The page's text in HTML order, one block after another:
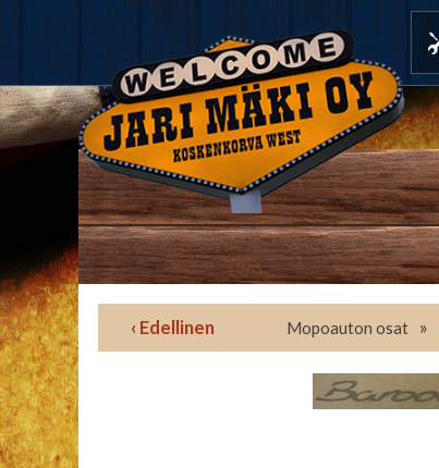
‹ Edellinen Mopoauton osat »